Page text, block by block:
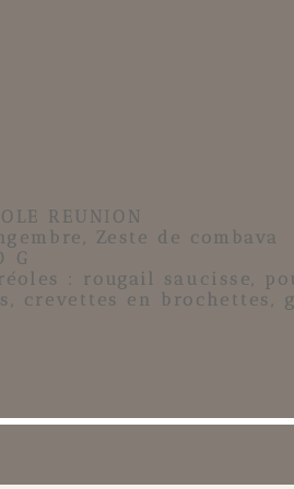
REUNION
Zeste de combava
G
: rougail saucisse,
crevettes en brochettes,